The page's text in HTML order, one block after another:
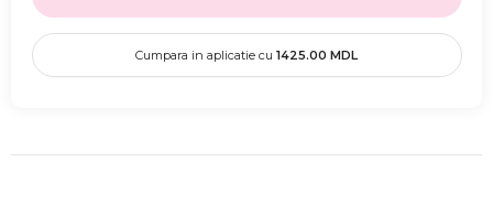
Cumpara in aplicatie cu 1425.00 MDL